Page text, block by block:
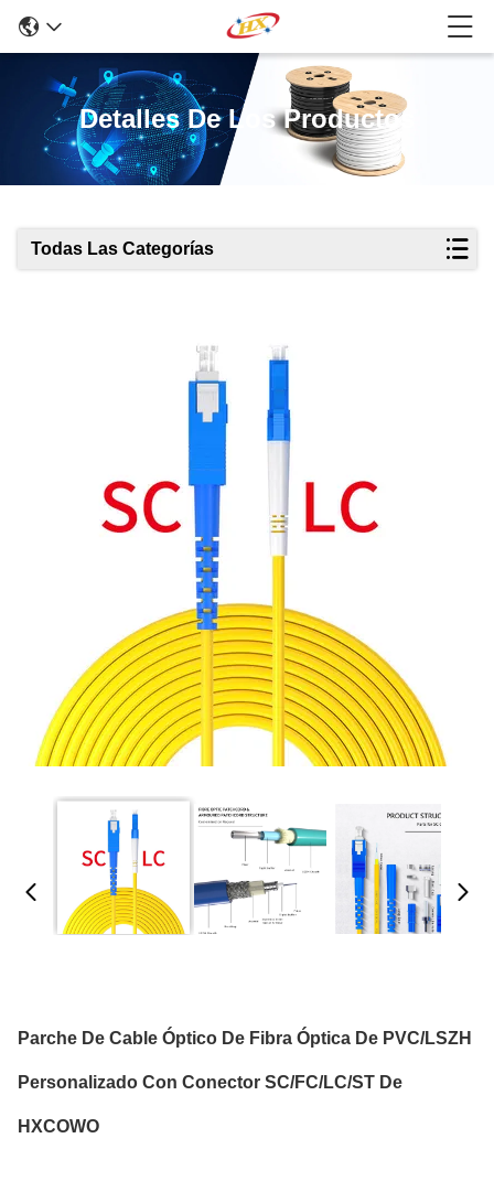
Detalles De Los Productos
Todas Las Categorías
Parche De Cable Óptico De Fibra Óptica De PVC/LSZH
Personalizado Con Conector SC/FC/LC/ST De
HXCOWO